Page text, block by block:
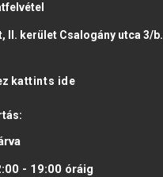
II. kerület Csalogány utca 3/b.
kattints ide
- 19:00 óráig